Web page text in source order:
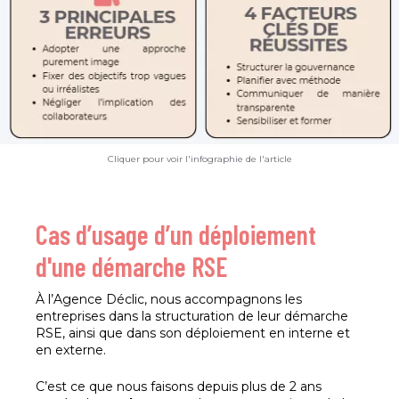
Cliquer pour voir l'infographie de l'article
Cas d’usage d’un déploiement
d'une démarche RSE
À l’Agence Déclic, nous accompagnons les
entreprises dans la structuration de leur démarche
RSE, ainsi que dans son déploiement en interne et
en externe.
C’est ce que nous faisons depuis plus de 2 ans